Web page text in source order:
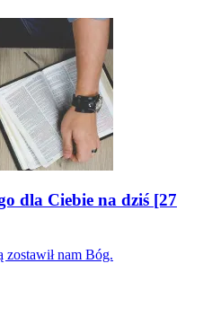
dla Ciebie na dziś [27
zostawił nam Bóg.